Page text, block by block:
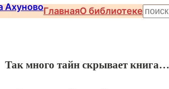
ГлавнаяО библиотекеП
к
Так много тайн скрывает книга…